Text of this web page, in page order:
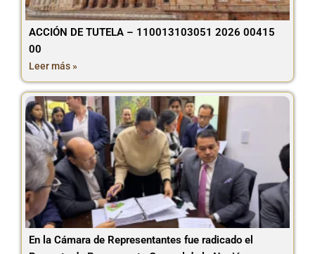
ACCIÓN DE TUTELA – 110013103051 2026 00415
00
Leer más »
En la Cámara de Representantes fue radicado el